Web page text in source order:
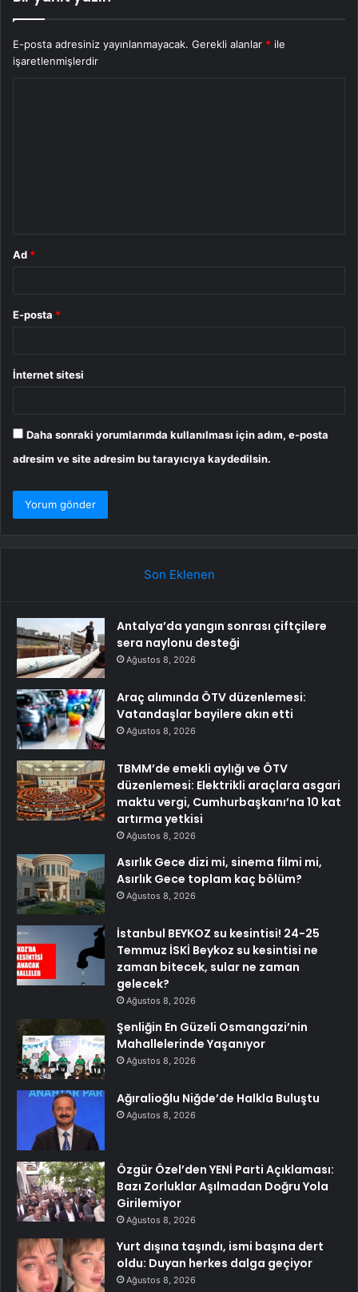
E-posta adresiniz yayınlanmayacak. Gerekli alanlar * ile
işaretlenmişlerdir
Ad *
E-posta *
İnternet sitesi
Daha sonraki yorumlarımda kullanılması için adım, e-posta
adresim ve site adresim bu tarayıcıya kaydedilsin.
Son Eklenen
Antalya’da yangın sonrası çiftçilere
sera naylonu desteği
Ağustos 8, 2026
Araç alımında ÖTV düzenlemesi:
Vatandaşlar bayilere akın etti
Ağustos 8, 2026
TBMM’de emekli aylığı ve ÖTV
düzenlemesi: Elektrikli araçlara asgari
maktu vergi, Cumhurbaşkanı’na 10 kat
artırma yetkisi
Ağustos 8, 2026
Asırlık Gece dizi mi, sinema filmi mi,
Asırlık Gece toplam kaç bölüm?
Ağustos 8, 2026
İstanbul BEYKOZ su kesintisi! 24-25
Temmuz İSKİ Beykoz su kesintisi ne
zaman bitecek, sular ne zaman
gelecek?
Ağustos 8, 2026
Şenliğin En Güzeli Osmangazi’nin
Mahallelerinde Yaşanıyor
Ağustos 8, 2026
Ağıralioğlu Niğde’de Halkla Buluştu
Ağustos 8, 2026
Özgür Özel’den YENİ Parti Açıklaması:
Bazı Zorluklar Aşılmadan Doğru Yola
Girilemiyor
Ağustos 8, 2026
Yurt dışına taşındı, ismi başına dert
oldu: Duyan herkes dalga geçiyor
Ağustos 8, 2026